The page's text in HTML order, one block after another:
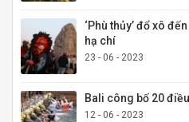
‘Phù thủy’ đổ xô
hạ chí
23 - 06 - 2023
Bali công bố 20
12 - 06 - 2023